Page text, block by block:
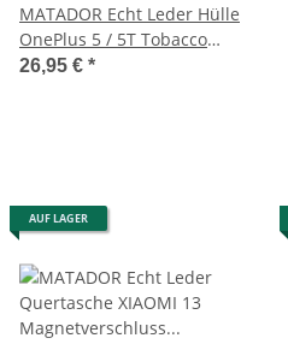
MATADOR Echt Leder Hülle
OnePlus 5 / 5T Tobacco
Braun
26,95 € *
AUF LAGER